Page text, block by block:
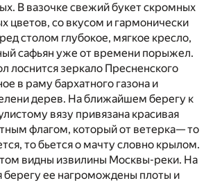
В вазочке свежий букет скромных
цветов, со вкусом и гармонически
столом глубокое, мягкое кресло,
сафьян уже от времени порыжел.
лоснится зеркало Пресненского
в раму бархатного газона и
дерев. На ближайшем берегу к
вязу привязана красивая
флагом, который от ветерка— то
то бьется о мачту словно крылом.
видны извилины Москвы-реки. На
берегу ее нагромождены плоты и